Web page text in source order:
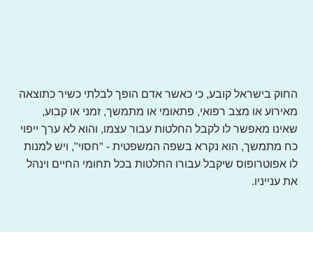
החוק בישראל קובע, כי כאשר אדם הופך לבלתי כשיר כתוצאה
מאירוע או מצב רפואי, פתאומי או מתמשך, זמני או קבוע,
שאינו מאפשר לו לקבל החלטות עבור עצמו, והוא לא ערך ייפוי
כח מתמשך, הוא נקרא בשפה המשפטית - "חסוי", ויש למנות
לו אפוטרופוס שיקבל עבורו החלטות בכל תחומי החיים וינהל
את ענייניו.